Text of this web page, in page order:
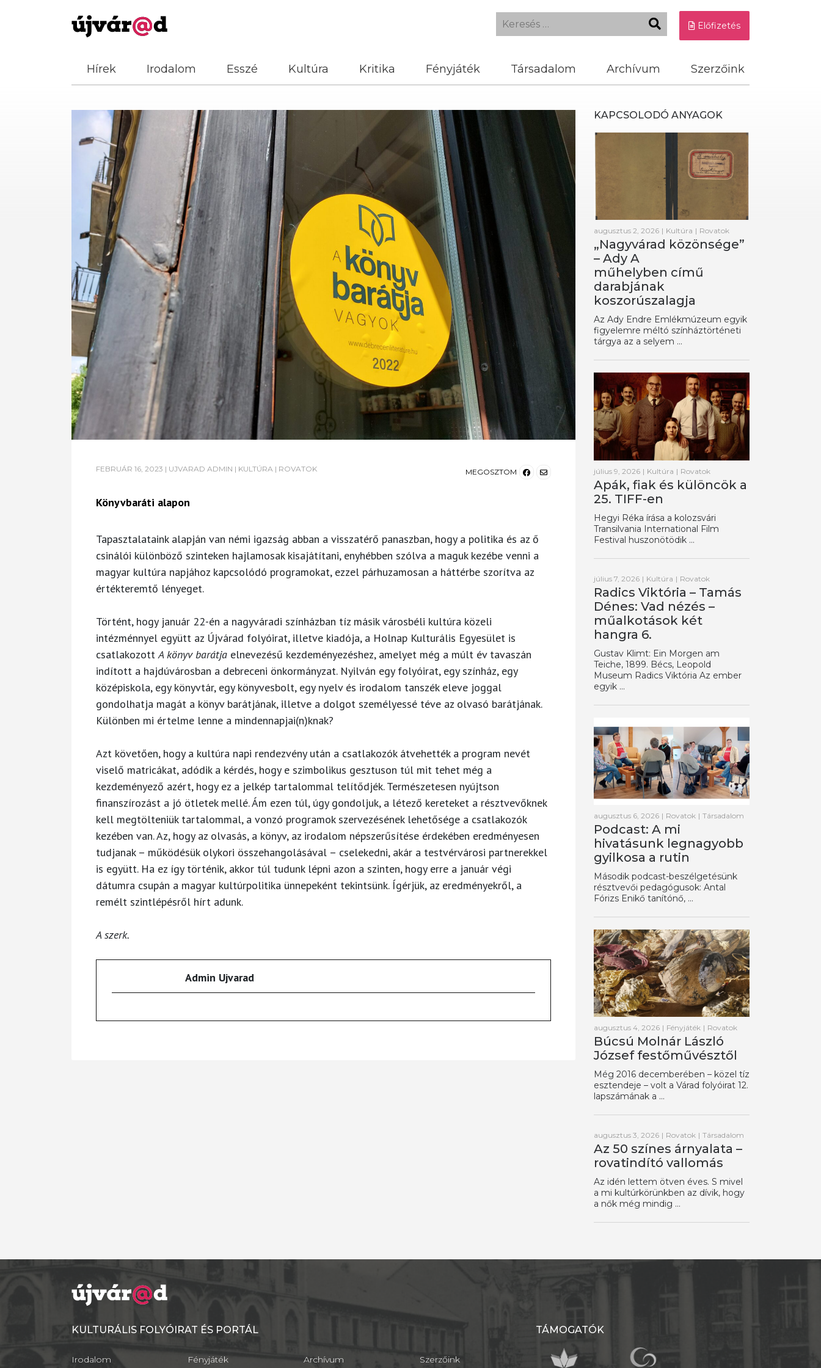
Előfizetés
Hírek Irodalom Esszé Kultúra Kritika Fényjáték Társadalom Archívum Szerzőink
FEBRUÁR 16, 2023 | UJVARAD ADMIN | KULTÚRA | ROVATOK MEGOSZTOM
Könyvbaráti alapon
Tapasztalataink alapján van némi igazság abban a visszatérő panaszban, hogy a politika és az ő
csinálói különböző szinteken hajlamosak kisajátítani, enyhébben szólva a maguk kezébe venni a
magyar kultúra napjához kapcsolódó programokat, ezzel párhuzamosan a háttérbe szorítva az
értékteremtő lényeget.
Történt, hogy január 22-én a nagyváradi színházban tíz másik városbéli kultúra közeli
intézménnyel együtt az Újvárad folyóirat, illetve kiadója, a Holnap Kulturális Egyesület is
csatlakozottA könyv barátja elnevezésű kezdeményezéshez, amelyet még a múlt év tavaszán
indított a hajdúvárosban a debreceni önkormányzat. Nyilván egy folyóirat, egy színház, egy
középiskola, egy könyvtár, egy könyvesbolt, egy nyelv és irodalom tanszék eleve joggal
gondolhatja magát a könyv barátjának, illetve a dolgot személyessé téve az olvasó barátjának.
Különben mi értelme lenne a mindennapjai(n)knak?
Azt követően, hogy a kultúra napi rendezvény után a csatlakozók átvehették a program nevét
viselő matricákat, adódik a kérdés, hogy e szimbolikus gesztuson túl mit tehet még a
kezdeményező azért, hogy ez a jelkép tartalommal telítődjék. Természetesen nyújtson
finanszírozást a jó ötletek mellé. Ám ezen túl, úgy gondoljuk, a létező kereteket a résztvevőknek
kell megtölteniük tartalommal, a vonzó programok szervezésének lehetősége a csatlakozók
kezében van. Az, hogy az olvasás, a könyv, az irodalom népszerűsítése érdekében eredményesen
tudjanak – működésük olykori összehangolásával – cselekedni, akár a testvérvárosi partnerekkel
is együtt. Ha ez így történik, akkor túl tudunk lépni azon a szinten, hogy erre a január végi
dátumra csupán a magyar kultúrpolitika ünnepeként tekintsünk. Ígérjük, az eredményekről, a
remélt szintlépésről hírt adunk.
A szerk.
Admin Ujvarad
KAPCSOLODÓ ANYAGOK
augusztus 2, 2026 | Kultúra | Rovatok
„Nagyvárad közönsége”
– Ady A
műhelyben című
darabjának
koszorúszalagja
Az Ady Endre Emlékmúzeum egyik
figyelemre méltó színháztörténeti
tárgya az a selyem ...
július 9, 2026 | Kultúra | Rovatok
Apák, fiak és különcök a
25. TIFF-en
Hegyi Réka írása a kolozsvári
Transilvania International Film
Festival huszonötödik ...
július 7, 2026 | Kultúra | Rovatok
Radics Viktória – Tamás
Dénes: Vad nézés –
műalkotások két
hangra 6.
Gustav Klimt: Ein Morgen am
Teiche, 1899. Bécs, Leopold
Museum Radics Viktória Az ember
egyik ...
augusztus 6, 2026 | Rovatok | Társadalom
Podcast: A mi
hivatásunk legnagyobb
gyilkosa a rutin
Második podcast-beszélgetésünk
résztvevői pedagógusok: Antal
Fórizs Enikő tanítónő, ...
augusztus 4, 2026 | Fényjáték | Rovatok
Búcsú Molnár László
József festőművésztől
Még 2016 decemberében – közel tíz
esztendeje – volt a Várad folyóirat 12.
lapszámának a ...
augusztus 3, 2026 | Rovatok | Társadalom
Az 50 színes árnyalata –
rovatindító vallomás
Az idén lettem ötven éves. S mivel
a mi kultúrkörünkben az dívik, hogy
a nők még mindig ...
KULTURÁLIS FOLYÓIRAT ÉS PORTÁL
Irodalom Fényjáték Archívum Szerzőink
TÁMOGATÓK